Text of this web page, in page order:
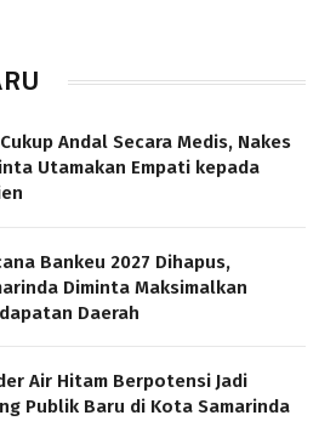
Andal Secara Medis, Nakes
Utamakan Empati kepada
Bankeu 2027 Dihapus,
Diminta Maksimalkan
Daerah
Air Hitam Berpotensi Jadi
Publik Baru di Kota Samarinda